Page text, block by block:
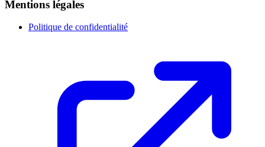
Mentions légales
Politique de confidentialité